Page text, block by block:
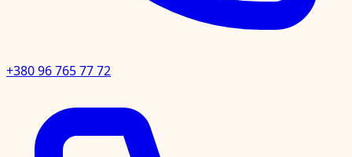
+380 96 765 77 72